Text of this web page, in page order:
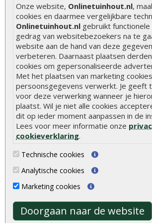
Onze website, Onlinetuinhout.nl,
cookies en daarmee vergelijkbare
Onlinetuinhout.nl gebruikt
gedrag van websitebezoekers na te
website aan de hand van deze
verbeteren. Daarnaast plaatsen
cookies om gepersonaliseerde
Met het plaatsen van marketing
persoonsgegevens verwerkt. Je geeft
voor deze verwerking wanneer je
plaatst. Wil je niet alle cookies
dit op ieder moment aanpassen in de
Lees voor meer informatie onze
cookieverklaring.
Technische cookies
Analytische cookies
Marketing cookies
Doorgaan naar de website
Hoe betonpaal plaatsen
Hoe schutting plaatsen
De 9 beste tuinschermen van
Stijlvolle houtsoorten voor in de tuin
Duurzame tuin
Welke palen voor een schapenhek
Alle populaire categorieën
Tuinhout
Tuinpalen
Tuinhuizen
Tuindeuren
Schuttingplanken
Steigerplanken
Rabatdelen